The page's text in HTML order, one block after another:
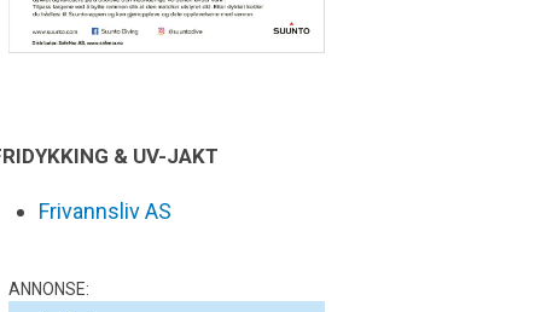
& UV-JAKT
Frivannsliv AS
ANNONSE: